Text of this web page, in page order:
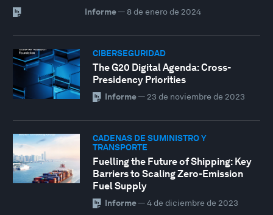
Informe— 8 de enero de 2024
CIBERSEGURIDAD
The G20 Digital Agenda: Cross-
Presidency Priorities
Informe— 23 de noviembre de 2023
CADENAS DE SUMINISTRO Y
TRANSPORTE
Fuelling the Future of Shipping: Key
Barriers to Scaling Zero-Emission
Fuel Supply
Informe— 4 de diciembre de 2023